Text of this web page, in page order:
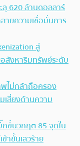
ลุ 620 ล้านดอลลาร์
ายความเชื่อมั่นการ
สู่
อสังหาริมทรัพย์ระดับ
ไม่กล้าถือครอง
เสี่ยงด้านความ
ขั้นวิกฤต 85 จุดใน
าขั้นเลวร้าย